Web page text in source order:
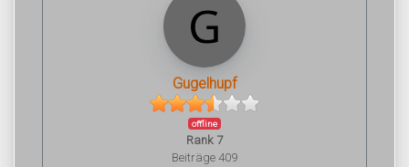
Gugelhupf
offline
Rank 7
Beiträge 409